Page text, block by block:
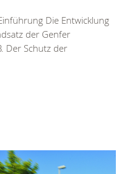
Die Entwicklung
der Genfer
Der Schutz der